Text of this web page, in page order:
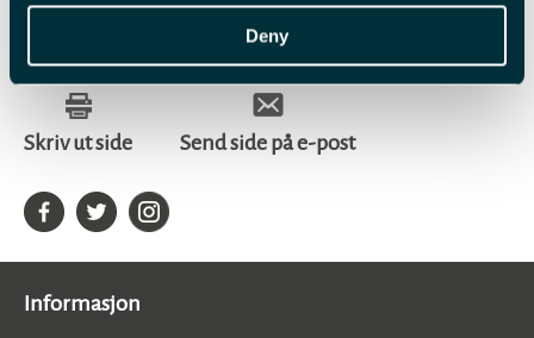
Deny
Skriv ut side Send side på e-post
Informasjon